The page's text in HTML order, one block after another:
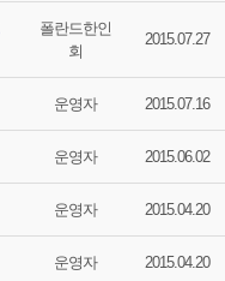
폴란드한인
회
2015.07.27
운영자 2015.07.16
운영자 2015.06.02
운영자 2015.04.20
운영자 2015.04.20